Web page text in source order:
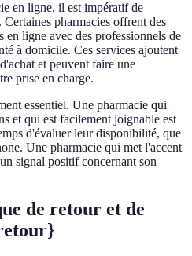
en ligne, il est impératif de
pharmacies offrent des
en ligne avec des professionnels de
à domicile. Ces services ajoutent
et peuvent faire une
prise en charge.
essentiel. Une pharmacie qui
et qui est facilement joignable est
d'évaluer leur disponibilité, que
Une pharmacie qui met l'accent
signal positif concernant son
de retour et de